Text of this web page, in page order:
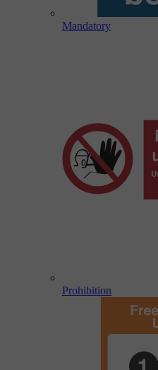
Mandatory
Prohibition